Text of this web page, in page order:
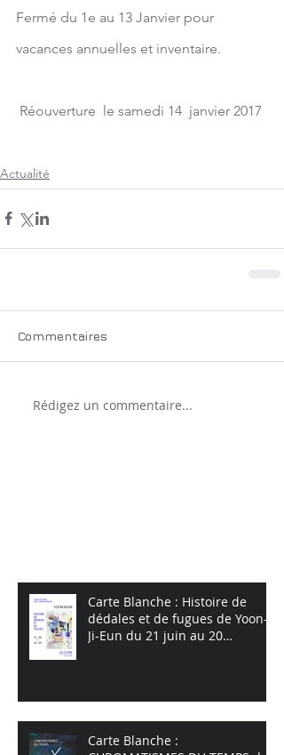
Fermé du 1e au 13 Janvier pour
vacances annuelles et inventaire.
Réouverture  le samedi 14  janvier 2017
Actualité
Commentaires
Rédigez un commentaire...
Carte Blanche : Histoire de
dédales et de fugues de Yoon-
Ji-Eun du 21 juin au 20
Carte Blanche :